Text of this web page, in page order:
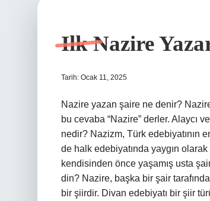
Ilk Nazire
Tarih: Ocak 11, 2025
Nazire yazan şaire ne denir?
bu cevaba “Nazire” derler. Alaycı
nedir? Nazizm, Türk edebiyatının
de halk edebiyatında yaygın
kendisinden önce yaşamış usta
din? Nazire, başka bir şair
bir şiirdir. Divan edebiyatı bir şiir